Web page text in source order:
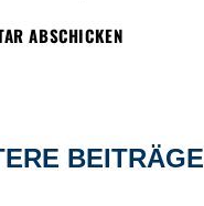
ABSCHICKEN
BEITRÄGE